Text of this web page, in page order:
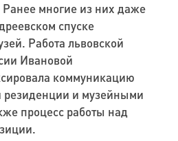
многие из них даже
спуске
Работа львовской
Ивановой
коммуникацию
резиденции и музейными
процесс работы над